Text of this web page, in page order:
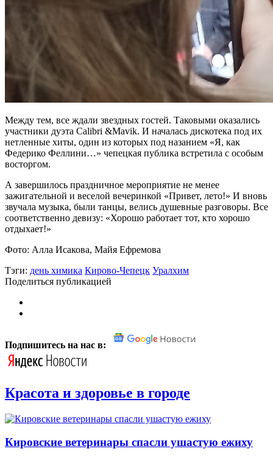
Между тем, все ждали звездных гостей. Таковыми оказались
участники дуэта Calibri &Mavik. И началась дискотека под их
нетленные хиты, один из которых под назанием «Я, как
Федерико Феллини…» чепецкая публика встретила с особым
восторгом.
А завершилось праздничное мероприятие не менее
зажигательной и веселой вечеринкой «Привет, лето!» И вновь
звучала музыка, были танцы, велись душевные разговоры. Все
соответственно девизу: «Хорошо работает тот, кто хорошо
отдыхает!»
Фото: Алла Исакова, Майя Ефремова
Тэги: день химика Кирово-Чепецк Уралхим
Поделиться публикацией
Подпишитесь на нас в:
Красота и здоровье в городе
Кировские ветеринары спасли ушастую ежиху